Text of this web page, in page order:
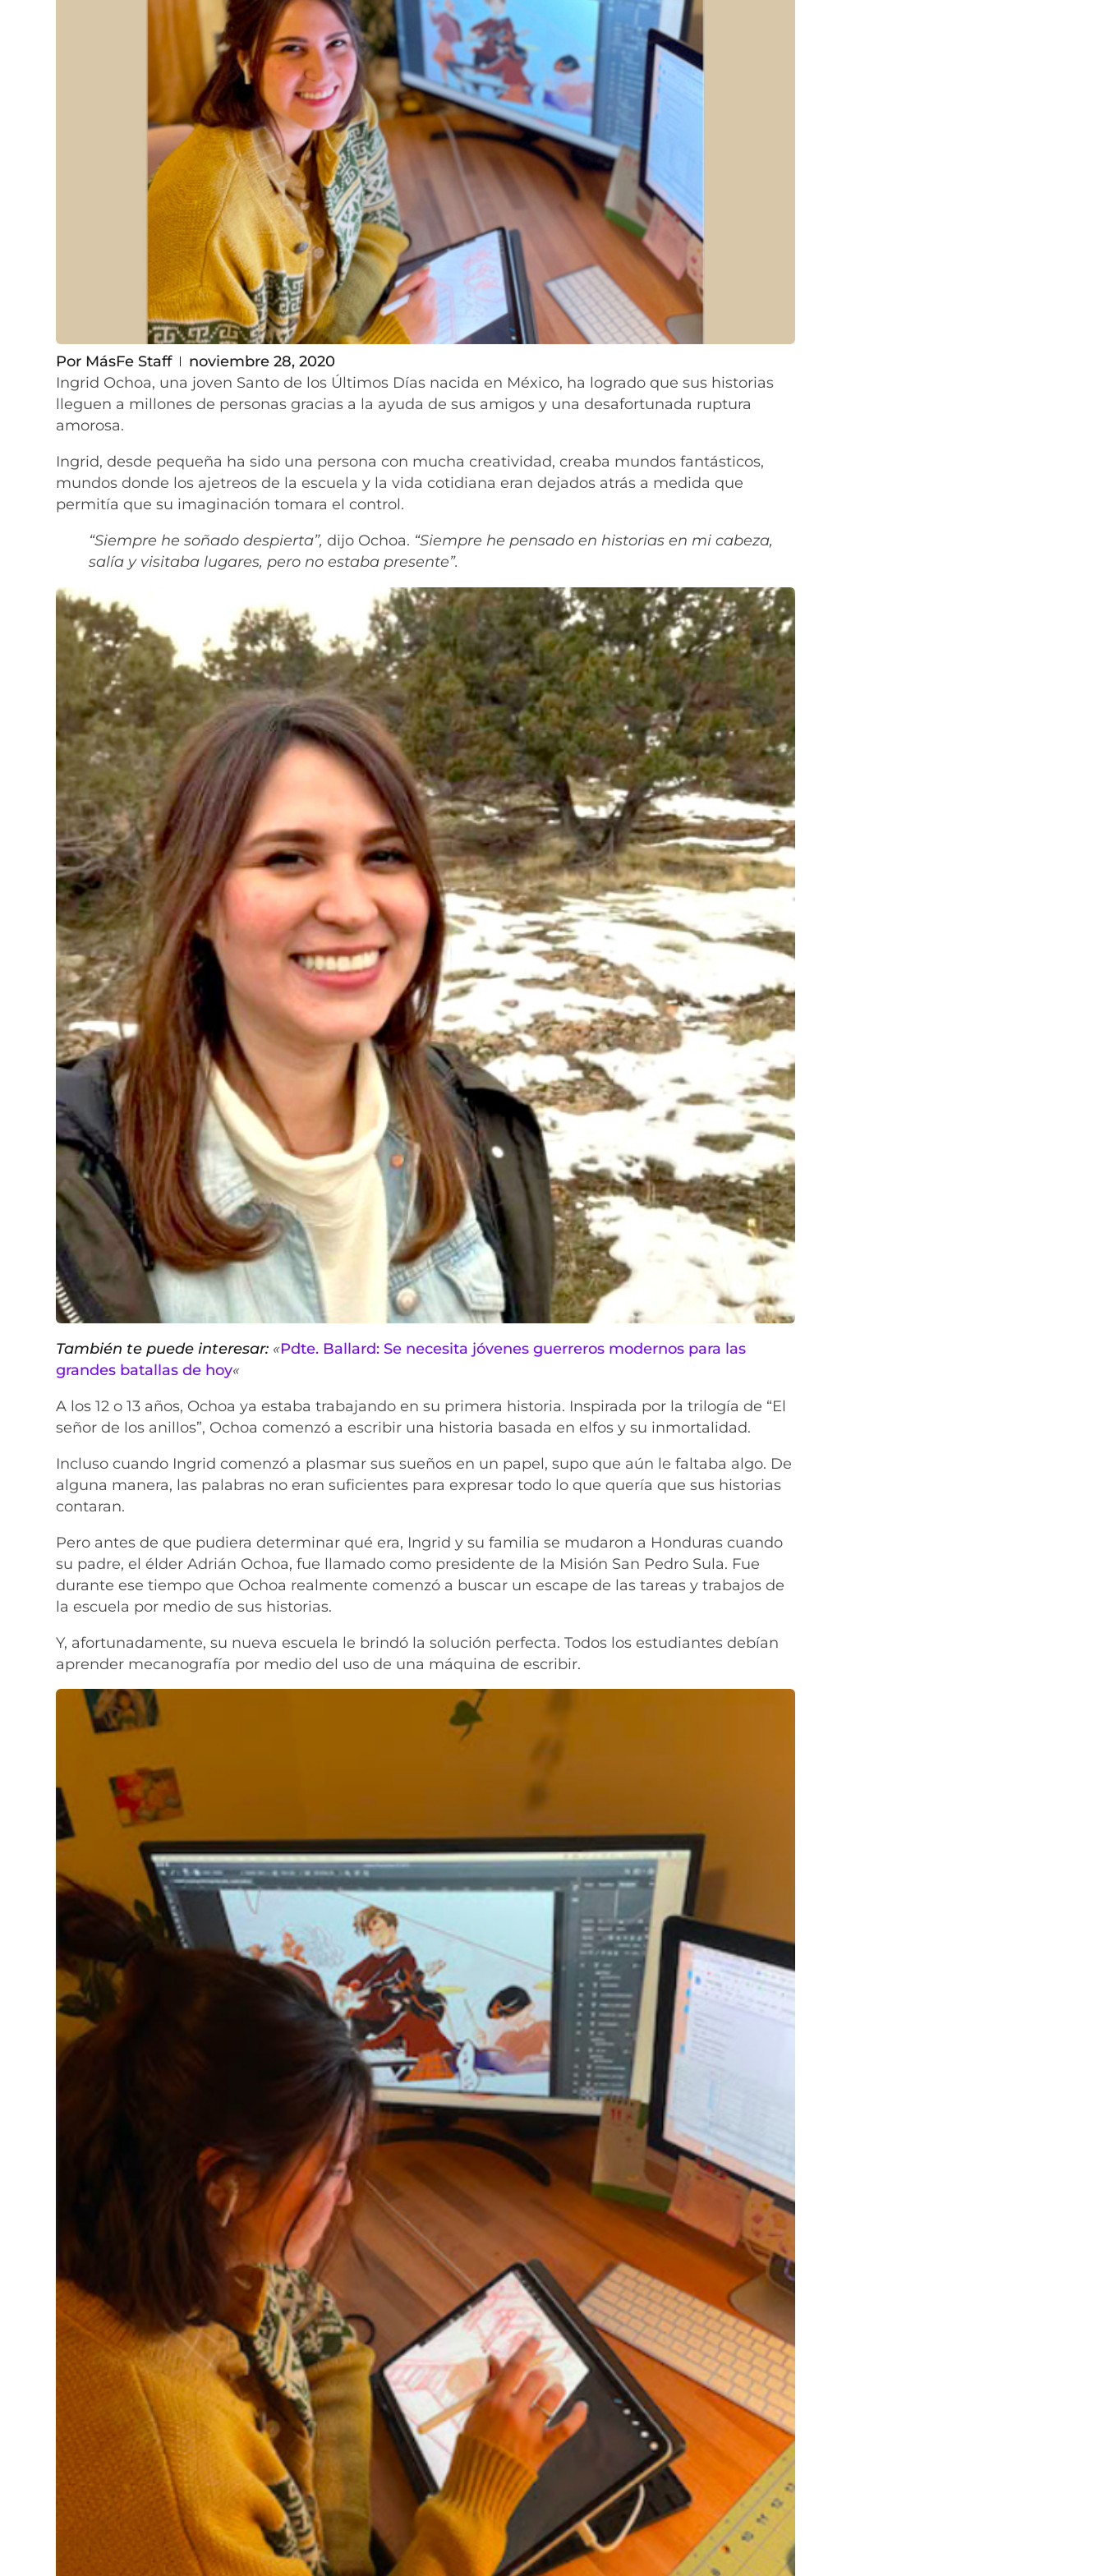
Por MásFe Staff
noviembre 28, 2020
Ingrid Ochoa, una joven Santo de los Últimos Días nacida en México, ha logrado que sus historias
lleguen a millones de personas gracias a la ayuda de sus amigos y una desafortunada ruptura
amorosa.
Ingrid, desde pequeña ha sido una persona con mucha creatividad, creaba mundos fantásticos,
mundos donde los ajetreos de la escuela y la vida cotidiana eran dejados atrás a medida que
permitía que su imaginación tomara el control.
“Siempre he soñado despierta”, dijo Ochoa. “Siempre he pensado en historias en mi cabeza,
salía y visitaba lugares, pero no estaba presente”.
También te puede interesar: «Pdte. Ballard: Se necesita jóvenes guerreros modernos para las
grandes batallas de hoy«
A los 12 o 13 años, Ochoa ya estaba trabajando en su primera historia. Inspirada por la trilogía de “El
señor de los anillos”, Ochoa comenzó a escribir una historia basada en elfos y su inmortalidad.
Incluso cuando Ingrid comenzó a plasmar sus sueños en un papel, supo que aún le faltaba algo. De
alguna manera, las palabras no eran suficientes para expresar todo lo que quería que sus historias
contaran.
Pero antes de que pudiera determinar qué era, Ingrid y su familia se mudaron a Honduras cuando
su padre, el élder Adrián Ochoa, fue llamado como presidente de la Misión San Pedro Sula. Fue
durante ese tiempo que Ochoa realmente comenzó a buscar un escape de las tareas y trabajos de
la escuela por medio de sus historias.
Y, afortunadamente, su nueva escuela le brindó la solución perfecta. Todos los estudiantes debían
aprender mecanografía por medio del uso de una máquina de escribir.